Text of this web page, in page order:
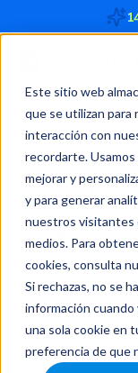
Este sitio web
que se utilizan para
interacción con
recordarte.
mejorar y
y para generar
nuestros visitantes
medios. Para
cookies, consulta
Si rechazas, no se
información
una sola cookie en
preferencia de que
total
Sumá la
propuesta de
solución
fricciones a lo